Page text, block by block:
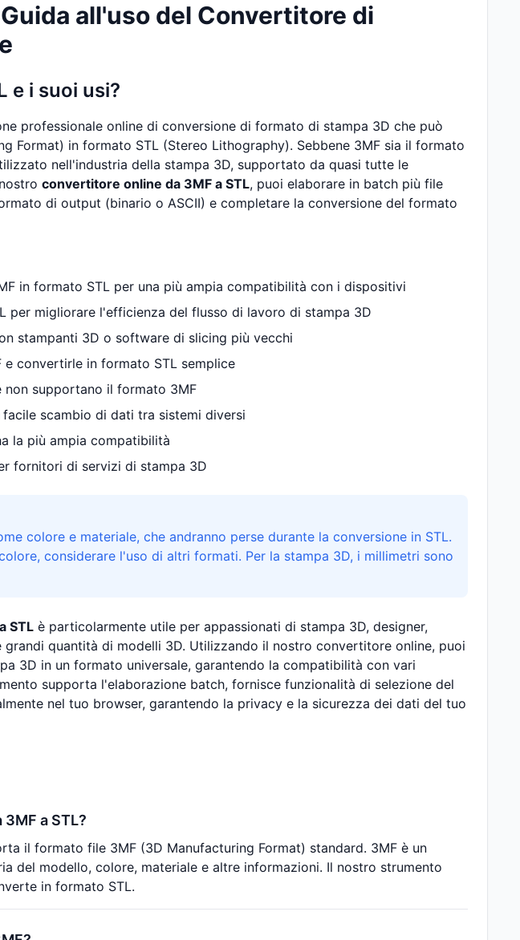
all'uso del Convertitore di
e i suoi usi?
professionale online di conversione di formato di stampa 3D che può
Format) in formato STL (Stereo Lithography). Sebbene 3MF sia il formato
nell'industria della stampa 3D, supportato da quasi tutte le
convertitore online da 3MF a STL, puoi elaborare in batch più file
di output (binario o ASCII) e completare la conversione del formato
in formato STL per una più ampia compatibilità con i dispositivi
per migliorare l'efficienza del flusso di lavoro di stampa 3D
stampanti 3D o software di slicing più vecchi
convertirle in formato STL semplice
supportano il formato 3MF
scambio di dati tra sistemi diversi
la più ampia compatibilità
fornitori di servizi di stampa 3D
colore e materiale, che andranno perse durante la conversione in STL.
considerare l'uso di altri formati. Per la stampa 3D, i millimetri sono
STL è particolarmente utile per appassionati di stampa 3D, designer,
quantità di modelli 3D. Utilizzando il nostro convertitore online, puoi
3D in un formato universale, garantendo la compatibilità con vari
supporta l'elaborazione batch, fornisce funzionalità di selezione del
nel tuo browser, garantendo la privacy e la sicurezza dei dati del tuo
a STL?
il formato file 3MF (3D Manufacturing Format) standard. 3MF è un
del modello, colore, materiale e altre informazioni. Il nostro strumento
in formato STL.